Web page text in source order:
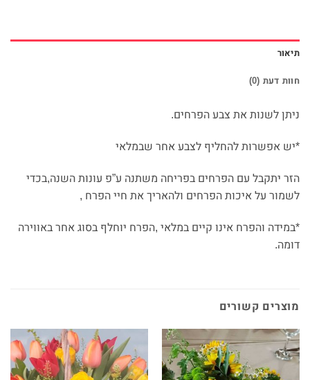
תיאור
חוות דעת (0)
ניתן לשנות את צבע הפרחים.
*יש אפשרות להחליף לצבע אחר שבמלאי
הזר יתקבל עם הפרחים בפריחה משתנה ע”פ עונות השנה,בכדי
לשמור על איכות הפרחים ולהאריך את חיי הפרח ,
*במידה והפרח אינו קיים במלאי ,הפרח יוחלף בסוג אחר באווירה
דומה.
מוצרים קשורים